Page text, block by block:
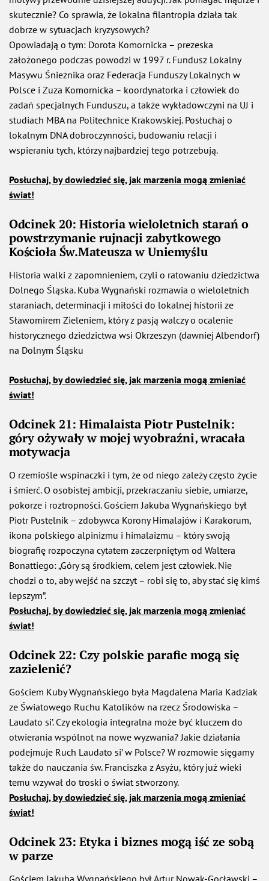
skutecznie? Co sprawia, że lokalna filantropia działa tak
dobrze w sytuacjach kryzysowych?
Opowiadają o tym: Dorota Komornicka – prezeska
założonego podczas powodzi w 1997 r. Fundusz Lokalny
Masywu Śnieżnika oraz Federacja Funduszy Lokalnych w
Polsce i Zuza Komornicka – koordynatorka i człowiek do
zadań specjalnych Funduszu, a także wykładowczyni na UJ i
studiach MBA na Politechnice Krakowskiej. Posłuchaj o
lokalnym DNA dobroczynności, budowaniu relacji i
wspieraniu tych, którzy najbardziej tego potrzebują.
Posłuchaj, by dowiedzieć się, jak marzenia mogą zmieniać
świat!
Odcinek 20: Historia wieloletnich starań o
powstrzymanie rujnacji zabytkowego
Kościoła Św.Mateusza w Uniemyślu
Historia walki z zapomnieniem, czyli o ratowaniu dziedzictwa
Dolnego Śląska. Kuba Wygnański rozmawia o wieloletnich
staraniach, determinacji i miłości do lokalnej historii ze
Sławomirem Zieleniem, który z pasją walczy o ocalenie
historycznego dziedzictwa wsi Okrzeszyn (dawniej Albendorf)
na Dolnym Śląsku
Posłuchaj, by dowiedzieć się, jak marzenia mogą zmieniać
świat!
Odcinek 21: Himalaista Piotr Pustelnik:
góry ożywały w mojej wyobraźni, wracała
motywacja
O rzemiośle wspinaczki i tym, że od niego zależy często życie
i śmierć. O osobistej ambicji, przekraczaniu siebie, umiarze,
pokorze i roztropności. Gościem Jakuba Wygnańskiego był
Piotr Pustelnik – zdobywca Korony Himalajów i Karakorum,
ikona polskiego alpinizmu i himalaizmu – który swoją
biografię rozpoczyna cytatem zaczerpniętym od Waltera
Bonattiego: „Góry są środkiem, celem jest człowiek. Nie
chodzi o to, aby wejść na szczyt – robi się to, aby stać się kimś
lepszym”.
Posłuchaj, by dowiedzieć się, jak marzenia mogą zmieniać
świat!
Odcinek 22: Czy polskie parafie mogą się
zazielenić?
Gościem Kuby Wygnańskiego była Magdalena Maria Kadziak
ze Światowego Ruchu Katolików na rzecz Środowiska –
Laudato si’. Czy ekologia integralna może być kluczem do
otwierania wspólnot na nowe wyzwania? Jakie działania
podejmuje Ruch Laudato si’ w Polsce? W rozmowie sięgamy
także do nauczania św. Franciszka z Asyżu, który już wieki
temu wzywał do troski o świat stworzony.
Posłuchaj, by dowiedzieć się, jak marzenia mogą zmieniać
świat!
Odcinek 23: Etyka i biznes mogą iść ze sobą
w parze
Gościem Jakuba Wygnańskiego był Artur Nowak-Gocławski –